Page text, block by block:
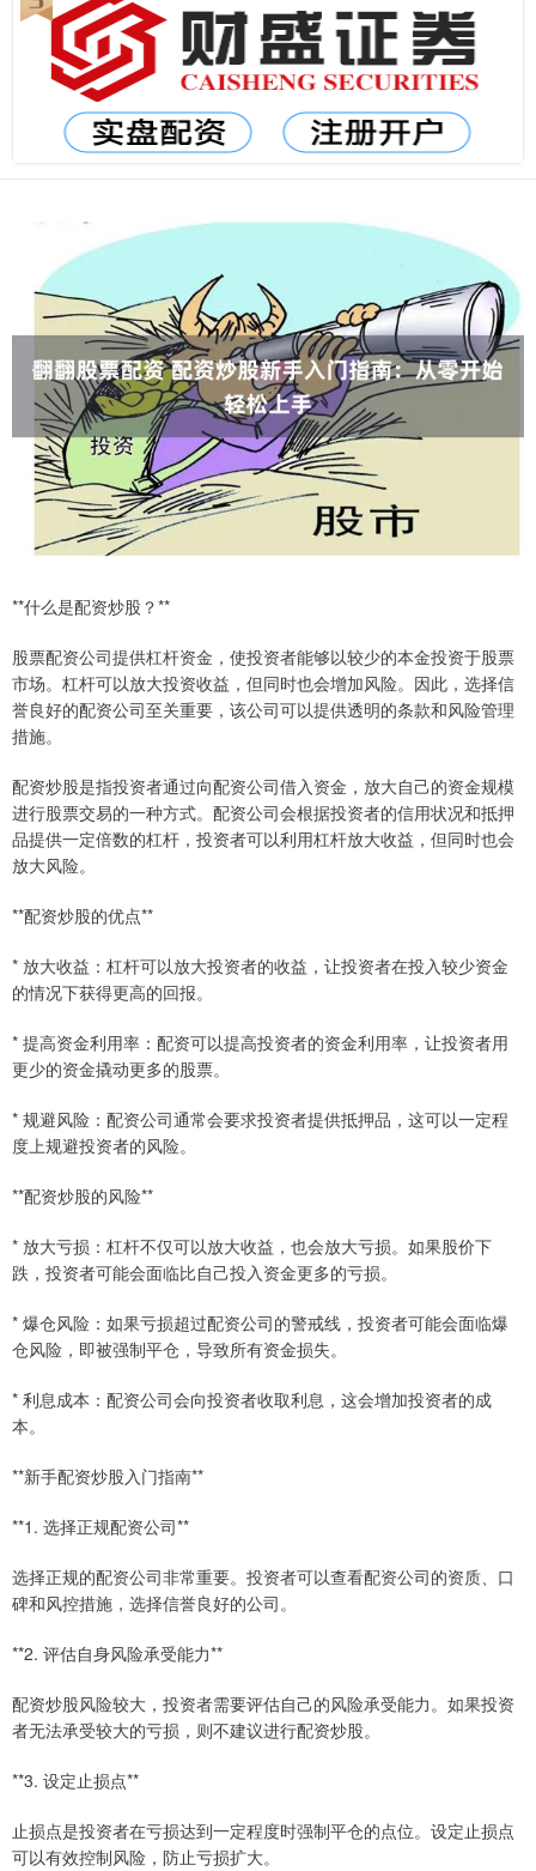
**什么是配资炒股？**
股票配资公司提供杠杆资金，使投资者能够以较少的本金投资于股票
市场。杠杆可以放大投资收益，但同时也会增加风险。因此，选择信
誉良好的配资公司至关重要，该公司可以提供透明的条款和风险管理
措施。
配资炒股是指投资者通过向配资公司借入资金，放大自己的资金规模
进行股票交易的一种方式。配资公司会根据投资者的信用状况和抵押
品提供一定倍数的杠杆，投资者可以利用杠杆放大收益，但同时也会
放大风险。
**配资炒股的优点**
* 放大收益：杠杆可以放大投资者的收益，让投资者在投入较少资金
的情况下获得更高的回报。
* 提高资金利用率：配资可以提高投资者的资金利用率，让投资者用
更少的资金撬动更多的股票。
* 规避风险：配资公司通常会要求投资者提供抵押品，这可以一定程
度上规避投资者的风险。
**配资炒股的风险**
* 放大亏损：杠杆不仅可以放大收益，也会放大亏损。如果股价下
跌，投资者可能会面临比自己投入资金更多的亏损。
* 爆仓风险：如果亏损超过配资公司的警戒线，投资者可能会面临爆
仓风险，即被强制平仓，导致所有资金损失。
* 利息成本：配资公司会向投资者收取利息，这会增加投资者的成
本。
**新手配资炒股入门指南**
**1. 选择正规配资公司**
选择正规的配资公司非常重要。投资者可以查看配资公司的资质、口
碑和风控措施，选择信誉良好的公司。
**2. 评估自身风险承受能力**
配资炒股风险较大，投资者需要评估自己的风险承受能力。如果投资
者无法承受较大的亏损，则不建议进行配资炒股。
**3. 设定止损点**
止损点是投资者在亏损达到一定程度时强制平仓的点位。设定止损点
可以有效控制风险，防止亏损扩大。